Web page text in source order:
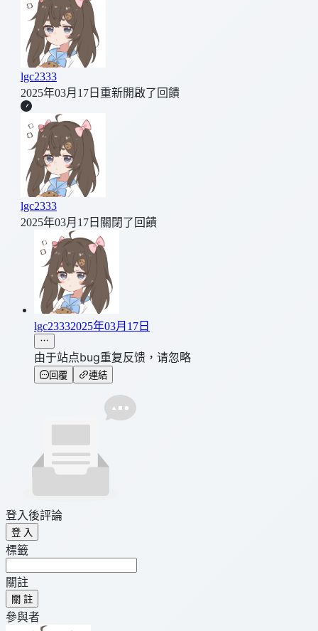
lgc2333
2025年03月17日 重新開啟了回饋
lgc2333
2025年03月17日 關閉了回饋
lgc23332025年03月17日
由于站点bug重复反馈，请忽略
回覆 連結
登入後評論
登 入
標籤
關註
關 註
參與者